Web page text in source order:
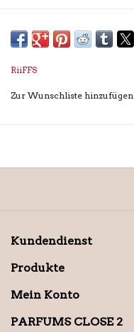
RiiFFS
Zur Wunschliste hinzufügen
Kundendienst
Produkte
Mein Konto
PARFUMS CLOSE 2